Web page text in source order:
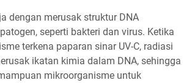
dengan merusak struktur DNA
seperti bakteri dan virus. Ketika
terkena paparan sinar UV-C, radiasi
ikatan kimia dalam DNA, sehingga
mikroorganisme untuk